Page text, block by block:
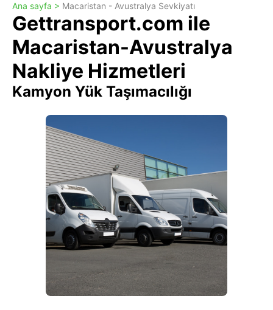
Ana sayfa > Macaristan - Avustralya Sevkiyatı
Gettransport.com ile
Macaristan-Avustralya
Nakliye Hizmetleri
Kamyon Yük Taşımacılığı